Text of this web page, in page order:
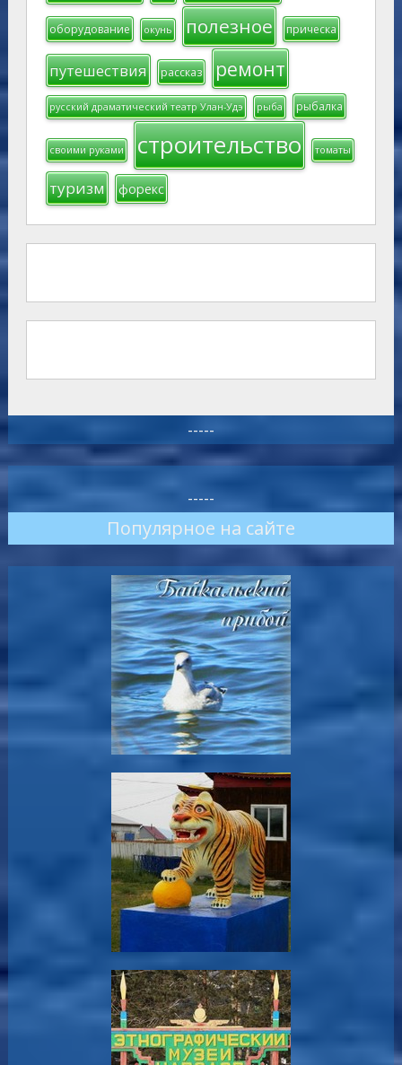
оборудование окунь полезное прическа
путешествия рассказ ремонт
русский драматический театр Улан-Удэ рыба рыбалка
своими руками строительство томаты
туризм форекс
-----
-----
Популярное на сайте